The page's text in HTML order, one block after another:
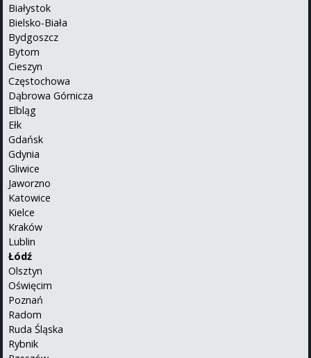
Białystok
Bielsko-Biała
Bydgoszcz
Bytom
Cieszyn
Częstochowa
Dąbrowa Górnicza
Elbląg
Ełk
Gdańsk
Gdynia
Gliwice
Jaworzno
Katowice
Kielce
Kraków
Lublin
Łódź
Olsztyn
Oświęcim
Poznań
Radom
Ruda Śląska
Rybnik